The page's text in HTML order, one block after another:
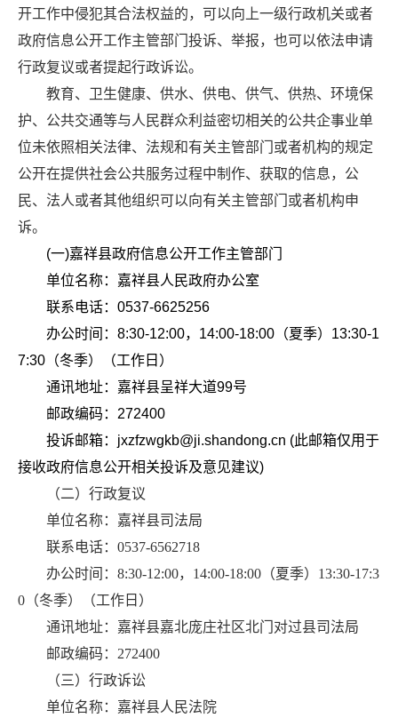
开工作中侵犯其合法权益的，可以向上一级行政机关或者
政府信息公开工作主管部门投诉、举报，也可以依法申请
行政复议或者提起行政诉讼。
教育、卫生健康、供水、供电、供气、供热、环境保
护、公共交通等与人民群众利益密切相关的公共企事业单
位未依照相关法律、法规和有关主管部门或者机构的规定
公开在提供社会公共服务过程中制作、获取的信息，公
民、法人或者其他组织可以向有关主管部门或者机构申
诉。
(一)嘉祥县政府信息公开工作主管部门
单位名称：嘉祥县人民政府办公室
联系电话：0537-6625256
办公时间：8:30-12:00，14:00-18:00（夏季）13:30-1
7:30（冬季）（工作日）
通讯地址：嘉祥县呈祥大道99号
邮政编码：272400
投诉邮箱：jxzfzwgkb@ji.shandong.cn (此邮箱仅用于
接收政府信息公开相关投诉及意见建议)
（二）行政复议
单位名称：嘉祥县司法局
联系电话：0537-6562718
办公时间：8:30-12:00，14:00-18:00（夏季）13:30-17:3
0（冬季）（工作日）
通讯地址：嘉祥县嘉北庞庄社区北门对过县司法局
邮政编码：272400
（三）行政诉讼
单位名称：嘉祥县人民法院